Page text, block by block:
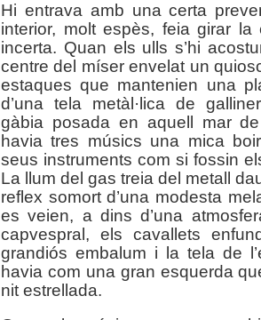
Hi entrava amb una certa
interior, molt espès, feia girar
incerta. Quan els ulls s’hi
centre del míser envelat un
estaques que mantenien una
d’una tela metàl·lica de
gàbia posada en aquell mar
havia tres músics una mica
seus instruments com si fossin
La llum del gas treia del metall
reflex somort d’una modesta
es veien, a dins d’una
capvespral, els cavallets
grandiós embalum i la tela de
havia com una gran esquerda
nit estrellada.